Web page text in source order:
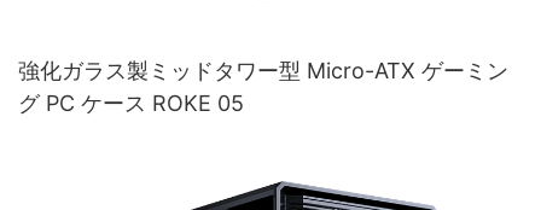
強化ガラス製ミッドタワー型 Micro-ATX ゲーミン
グ PC ケース ROKE 05